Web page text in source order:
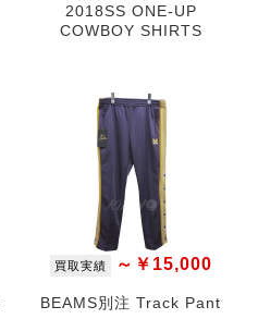
2018SS ONE-UP
COWBOY SHIRTS
買取実績 ～￥15,000
BEAMS別注 Track Pant